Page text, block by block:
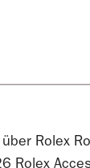
über Rolex